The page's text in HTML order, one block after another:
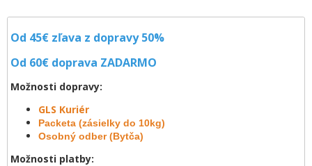
Od 45€ zľava z dopravy 50%
Od 60€ doprava ZADARMO
Možnosti dopravy:
GLS Kuriér
Packeta (zásielky do 10kg)
Osobný odber (Bytča)
Možnosti platby: